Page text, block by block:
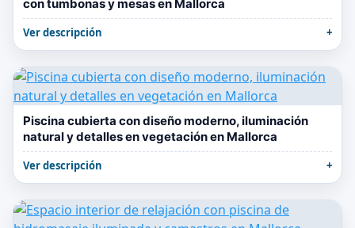
con tumbonas y mesas en Mallorca
Ver descripción
Piscina cubierta con diseño moderno, iluminación
natural y detalles en vegetación en Mallorca
Ver descripción